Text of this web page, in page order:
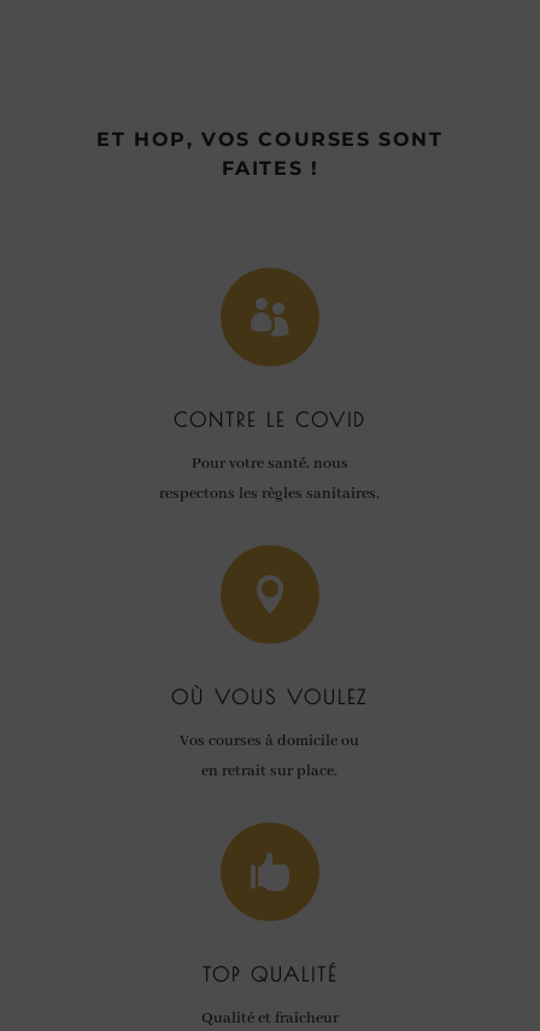
ET HOP, VOS COURSES SONT
FAITES !

CONTRE LE COVID
Pour votre santé, nous
respectons les règles sanitaires.

OÙ VOUS VOULEZ
Vos courses à domicile ou
en retrait sur place.

TOP QUALITÉ
Qualité et fraîcheur